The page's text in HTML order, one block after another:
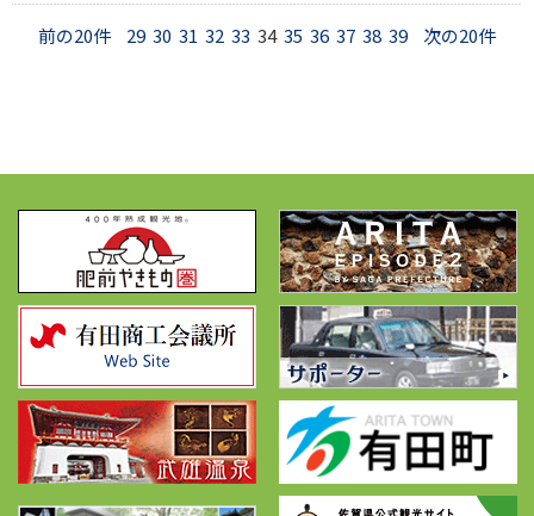
前の20件 29 30 31 32 33 34 35 36 37 38 39 次の20件